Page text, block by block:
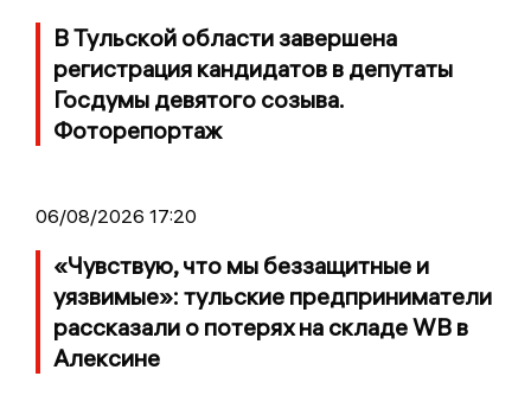
В Тульской области завершена
регистрация кандидатов в депутаты
Госдумы девятого созыва.
Фоторепортаж
06/08/2026 17:20
«Чувствую, что мы беззащитные и
уязвимые»: тульские предприниматели
рассказали о потерях на складе WB в
Алексине